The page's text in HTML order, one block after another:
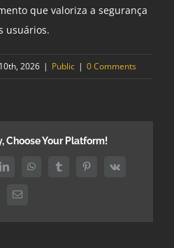
que valoriza a segurança
usuários.
2026 | Public | 0 Comments
Choose Your Platform!
LinkedInWhatsAppTumblrPinterest
Vk
Email